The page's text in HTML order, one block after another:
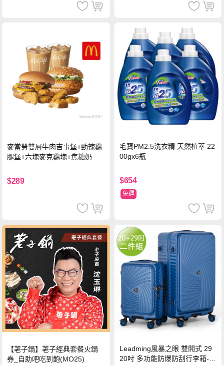
麥當勞雙層牛肉吉事堡+勁辣鷄
腿堡+六塊麥克鷄塊+焦糖奶茶
$289
毛寶PM2.5洗衣精 天然植萃 22
00gx6瓶
$654
免運
【荖子鍋】荖子經典套餐火鍋
券_自助吧吃到飽(MO25)
Leadming風暴之眼 雙開式 29
20吋 多功能防爆防刮行李箱-海